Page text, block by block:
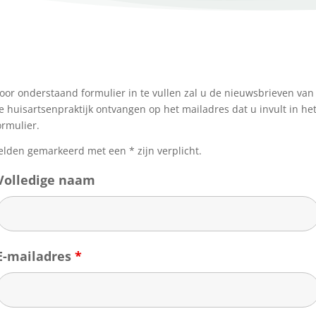
onderstaand formulier in te vullen zal u de nieuwsbrieven van
huisartsenpraktijk ontvangen op het mailadres dat u invult in het
gemarkeerd met een * zijn verplicht.
naam
mailadres *